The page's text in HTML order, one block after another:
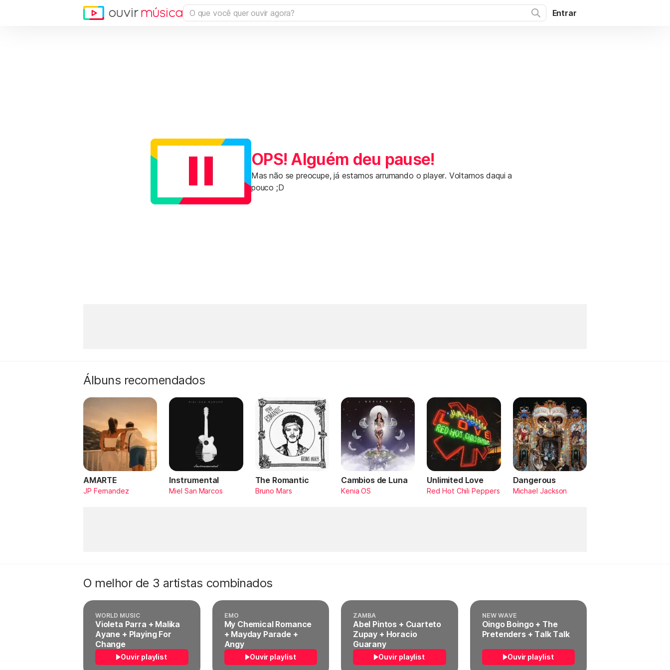
Entrar
OPS! Alguém deu pause!
Mas não se preocupe, já estamos arrumando o player. Voltamos daqui a
pouco ;D
Álbuns recomendados
AMARTE
JP Fernandez
Instrumental
Miel San Marcos
The Romantic
Bruno Mars
Cambios de Luna
Kenia OS
Unlimited Love
Red Hot Chili Peppers
Dangerous
Michael Jackson
O melhor de 3 artistas combinados
WORLD MUSIC
Violeta Parra + Malika
Ayane + Playing For
Change
Ouvir playlist
EMO
My Chemical Romance
+ Mayday Parade +
Angy
Ouvir playlist
ZAMBA
Abel Pintos + Cuarteto
Zupay + Horacio
Guarany
Ouvir playlist
NEW WAVE
Oingo Boingo + The
Pretenders + Talk Talk
Ouvir playlist